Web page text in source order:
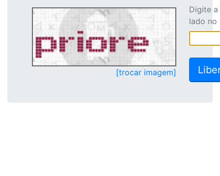
[trocar imagem]
Digite
lado no